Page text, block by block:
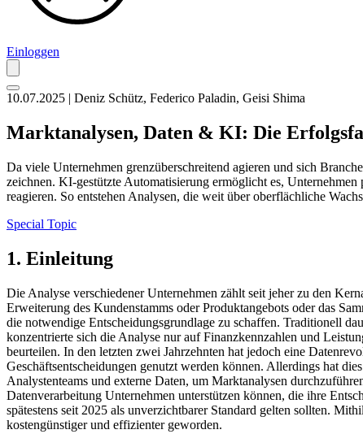
Einloggen
10.07.2025 | Deniz Schütz, Federico Paladin, Geisi Shima
Marktanalysen, Daten & KI: Die
Da viele Unternehmen grenzüberschreitend agieren und sich
zeichnen. KI-gestützte Automatisierung ermöglicht es,
reagieren. So entstehen Analysen, die weit über oberflächliche
Special Topic
1. Einleitung
Die Analyse verschiedener Unternehmen zählt seit jeher zu den
Erweiterung des Kundenstamms oder Produktangebots oder das
die notwendige Entscheidungsgrundlage zu schaffen. Traditionell
konzentrierte sich die Analyse nur auf Finanzkennzahlen und
beurteilen. In den letzten zwei Jahrzehnten hat jedoch eine
Geschäftsentscheidungen genutzt werden können. Allerdings hat
Analystenteams und externe Daten, um Marktanalysen
Datenverarbeitung Unternehmen unterstützen können, die ihre
spätestens seit 2025 als unverzichtbarer Standard gelten sollten.
kostengünstiger und effizienter geworden.